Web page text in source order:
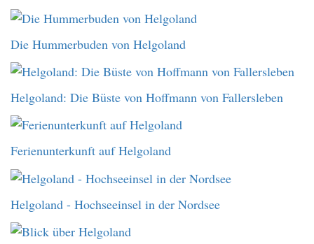
Die Hummerbuden von Helgoland
Helgoland: Die Büste von Hoffmann von Fallersleben
Ferienunterkunft auf Helgoland
Helgoland - Hochseeinsel in der Nordsee